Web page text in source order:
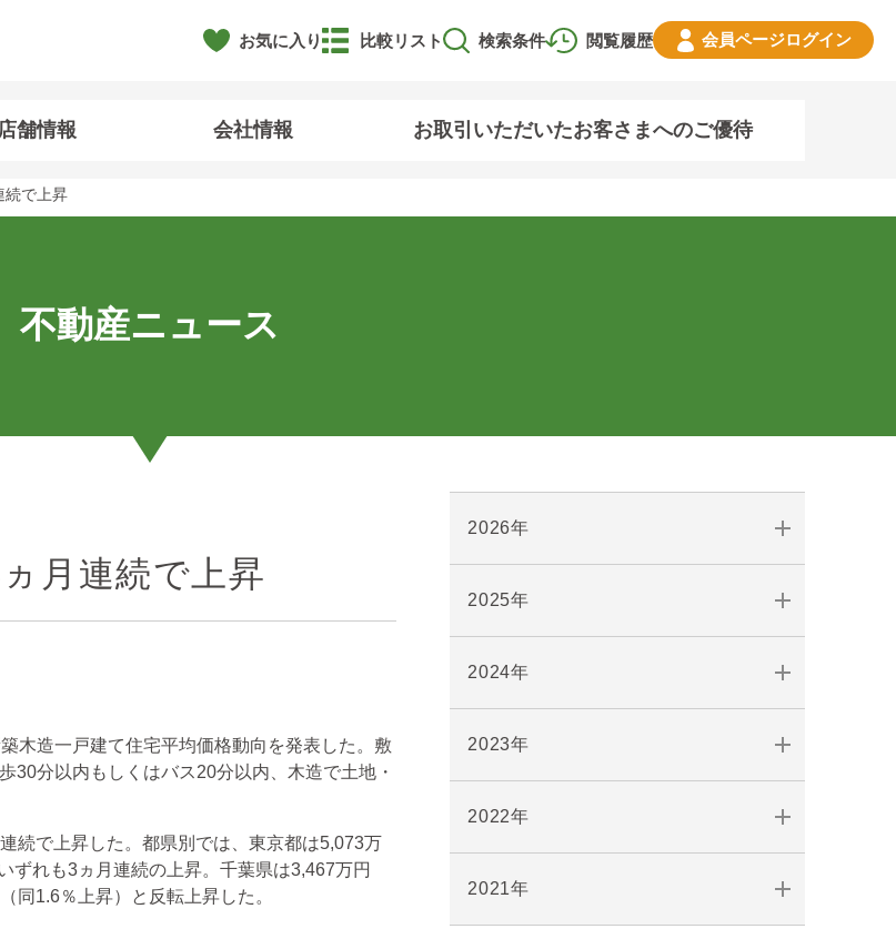
お気に入り 閲覧履歴
比較リスト 検索条件 会員ページログイン
店舗情報 会社情報 お取引いただいたお客さまへのご優待
続で上昇
不動産ニュース
月連続で上昇
木造一戸建て住宅平均価格動向を発表した。敷
30分以内もしくはバス20分以内、木造で土地・
続で上昇した。都県別では、東京都は5,073万
ずれも3ヵ月連続の上昇。千葉県は3,467万円
同1.6％上昇）と反転上昇した。
2026年
2025年
2024年
2023年
2022年
2021年